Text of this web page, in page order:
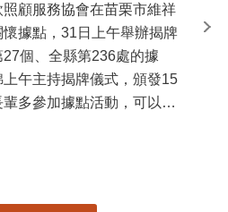
顧服務協會在苗栗市維祥
據點，31日上午舉辦揭牌
個、全縣第236處的據
午主持揭牌儀式，頒發15
多參加據點活動，可以更
苗